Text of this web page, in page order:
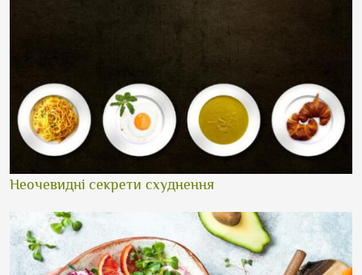
Неочевидні секрети схуднення